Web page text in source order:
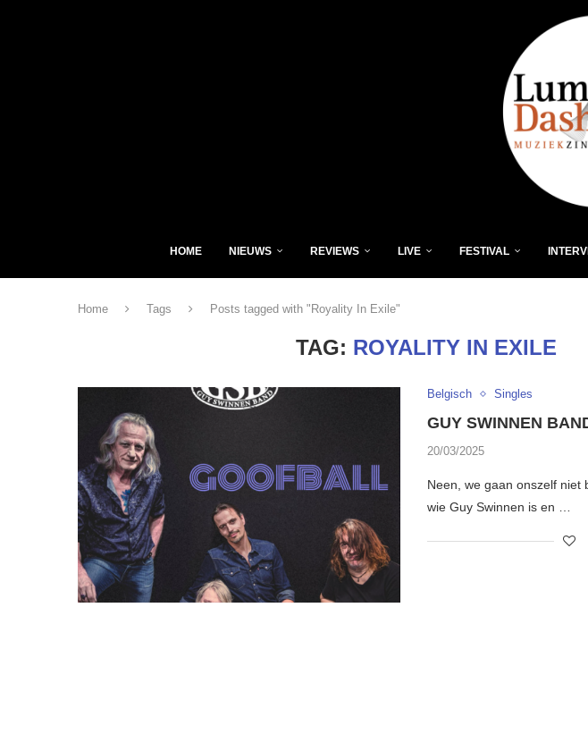
HOME NIEUWS REVIEWS LIVE FESTIVAL
Home Tags Posts tagged with "Royality In Exile"
TAG: ROYALITY IN EXILE
Belgisch Singles
GUY SWINNEN
20/03/2025
Neen, we gaan onszelf niet
wie Guy Swinnen is en …